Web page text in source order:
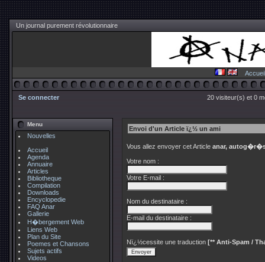
Un journal purement révolutionnaire
Accueil
Se connecter 20 visiteur(s) et 0
Menu
Nouvelles
Accueil
Agenda
Annuaire
Articles
Bibliotheque
Compilation
Downloads
Encyclopedie
FAQ Anar
Gallerie
H�bergement Web
Liens Web
Plan du Site
Poemes et Chansons
Sujets actifs
Videos
Envoi d'un Article ï¿½ un ami
Vous allez envoyer cet Article anar,
Votre nom :
Votre E-mail :
Nom du destinataire :
E-mail du destinataire :
Nï¿½cessite une traduction [** Anti-Spam /